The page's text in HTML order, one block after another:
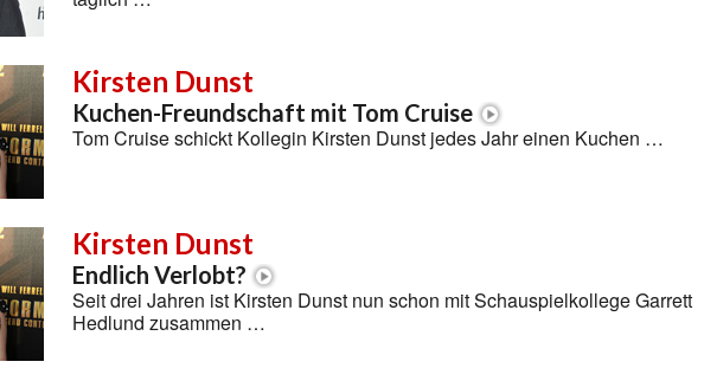
Kirsten Dunst
Kuchen-Freundschaft mit Tom Cruise
Tom Cruise schickt Kollegin Kirsten Dunst jedes Jahr einen Kuchen …
Kirsten Dunst
Endlich Verlobt?
Seit drei Jahren ist Kirsten Dunst nun schon mit Schauspielkollege Garrett
Hedlund zusammen …